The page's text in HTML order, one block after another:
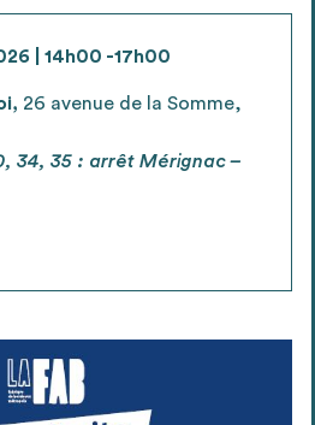
| 14h00 -17h00
26 avenue de la Somme,
34, 35 : arrêt Mérignac –